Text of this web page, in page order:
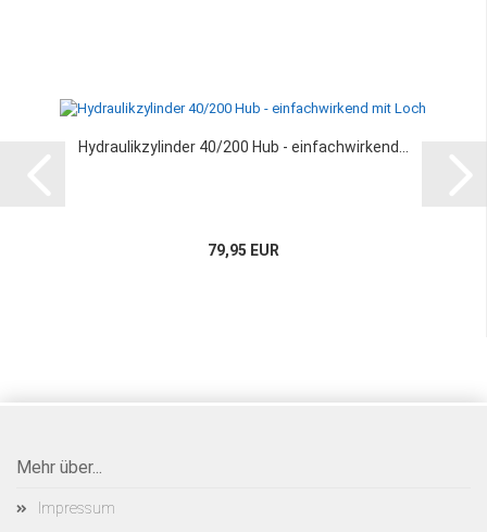
Hydraulikzylinder 40/200 Hub - einfachwirkend...
79,95 EUR
Mehr über...
Impressum